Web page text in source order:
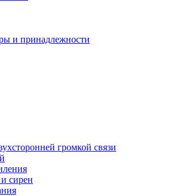
и принадлежности
громкой связи
сирен